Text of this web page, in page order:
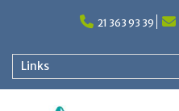
21 363 93 39
Links